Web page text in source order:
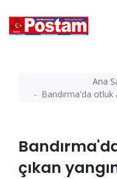
Ana
Bandırma'da otluk
çıkan